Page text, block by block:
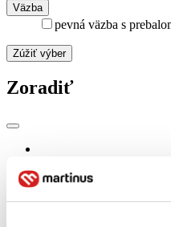
Väzba
pevná väzba s
Zúžiť výber
Zoradiť
Top hodnotené
Najdrahšie